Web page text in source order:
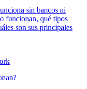
sin bancos ni
funcionan, qué tipos
son sus principales